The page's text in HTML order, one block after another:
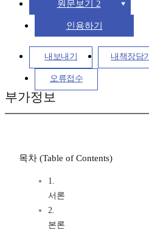
원문보기 2
인용하기
내보내기 내책장담기
오류접수
부가정보
목차 (Table of Contents)
1.
서론
2.
본론